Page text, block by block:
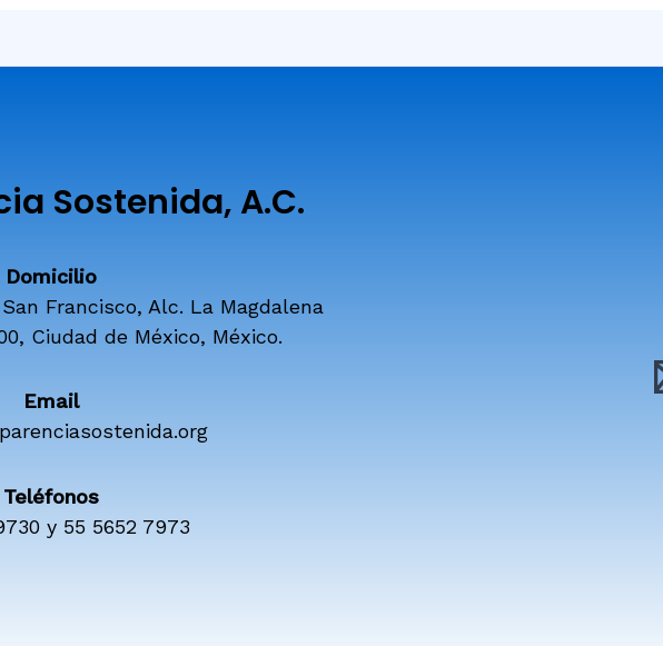
Sostenida, A.C.
Domicilio
Francisco, Alc. La Magdalena
Ciudad de México, México.
Email
Teléfonos
y 55 5652 7973